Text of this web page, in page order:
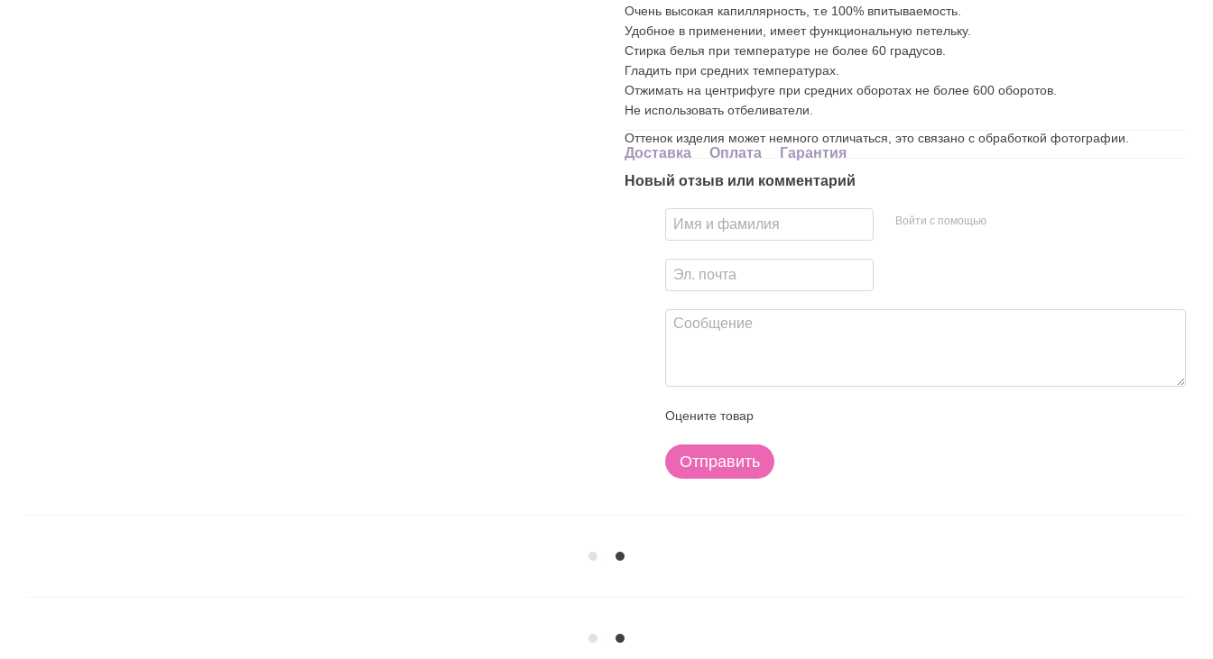
Очень высокая капиллярность, т.е 100% впитываемость.
Удобное в применении, имеет функциональную петельку.
Стирка белья при температуре не более 60 градусов.
Гладить при средних температурах.
Отжимать на центрифуге при средних оборотах не более 600 оборотов.
Не использовать отбеливатели.
Оттенок изделия может немного отличаться, это связано с обработкой фотографии.
Доставка Оплата
Гарантия
Новый отзыв или комментарий
Войти с помощью
Оцените товар
Отправить